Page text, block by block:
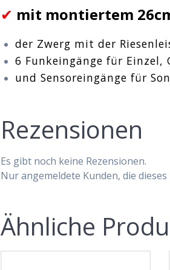
✔ mit montiertem
der Zwerg mit der
6 Funkeingänge für Einzel,
und Sensoreingänge für
Rezensionen
Es gibt noch keine Rezensionen.
Nur angemeldete Kunden, die
Ähnliche